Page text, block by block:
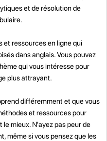
et de résolution de
et ressources en ligne qui
dans anglais. Vous pouvez
qui vous intéresse pour
plus attrayant.
différemment et que vous
et ressources pour
mieux. N'ayez pas peur de
même si vous pensez que les